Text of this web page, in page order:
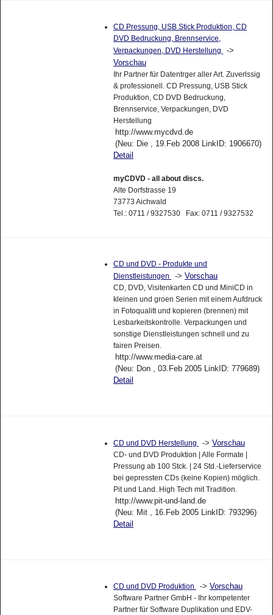
CD Pressung, USB Stick Produktion, CD
DVD Bedruckung, Brennservice,
Verpackungen, DVD Herstellung
->
Vorschau
Ihr Partner für Datentrger aller Art. Zuverlssig
& professionell. CD Pressung, USB Stick
Produktion, CD DVD Bedruckung,
Brennservice, Verpackungen, DVD
Herstellung
http://www.mycdvd.de
(Neu: Die , 19.Feb 2008 LinkID: 1906670)
Detail
myCDVD - all about discs.
Alte Dorfstrasse 19
73773 Aichwald
Tel.: 0711 / 9327530 Fax: 0711 / 9327532
CD und DVD - Produkte und
Dienstleistungen
-> Vorschau
CD, DVD, Visitenkarten CD und MiniCD in
kleinen und groen Serien mit einem Aufdruck
in Fotoqualitt und kopieren (brennen) mit
Lesbarkeitskontrolle. Verpackungen und
sonstige Dienstleistungen schnell und zu
fairen Preisen.
http://www.media-care.at
(Neu: Don , 03.Feb 2005 LinkID: 779689)
Detail
CD und DVD Herstellung -> Vorschau
CD- und DVD Produktion | Alle Formate |
Pressung ab 100 Stck. | 24 Std.-Lieferservice
bei gepressten CDs (keine Kopien) möglich.
Pit und Land. High Tech mit Tradition.
http://www.pit-und-land.de
(Neu: Mit , 16.Feb 2005 LinkID: 793296)
Detail
CD und DVD Produktion -> Vorschau
Software Partner GmbH - Ihr kompetenter
Partner für Software Duplikation und EDV-